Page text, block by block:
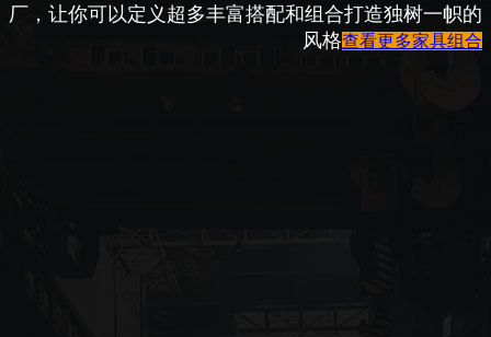
厂，让你可以定义超多丰富搭配和组合打造独树一帜的
风格查看更多家具组合